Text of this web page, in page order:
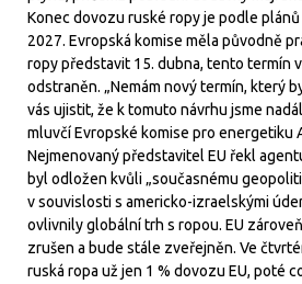
Konec dovozu ruské ropy je podle
2027. Evropská komise měla původně
ropy představit 15. dubna, tento termín
odstraněn. „Nemám nový termín, který
vás ujistit, že k tomuto návrhu jsme
mluvčí Evropské komise pro energetiku
Nejmenovaný představitel EU řekl
byl odložen kvůli „současnému
v souvislosti s americko-izraelskými
ovlivnily globální trh s ropou. EU
zrušen a bude stále zveřejněn. Ve
ruská ropa už jen 1 % dovozu EU, poté